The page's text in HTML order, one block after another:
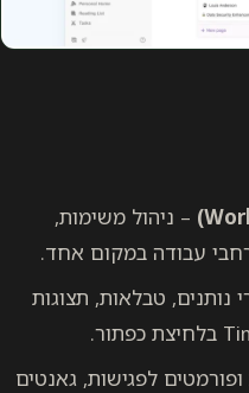
– ניהול משימות,
עבודה במקום אחד.
נותנים, טבלאות, תצוגות
ופורמטים לפגישות, גאנטים